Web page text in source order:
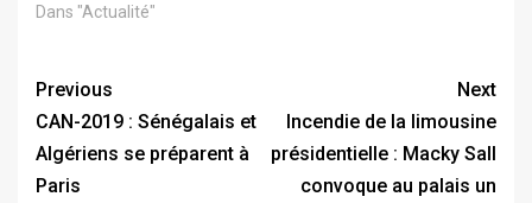
Dans "Actualité"
Previous
CAN-2019 : Sénégalais et
Algériens se préparent à
Paris
Next
Incendie de la limousine
présidentielle : Macky Sall
convoque au palais un